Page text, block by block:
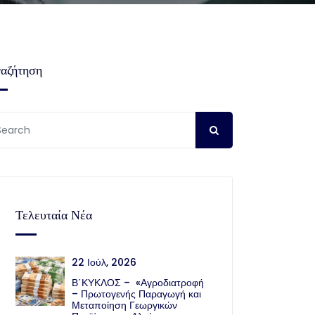
Τελευταία Νέα
22 Ιούλ, 2026
Β΄ΚΥΚΛΟΣ – «Αγροδιατροφή
– Πρωτογενής Παραγωγή και
Μεταποίηση Γεωργικών